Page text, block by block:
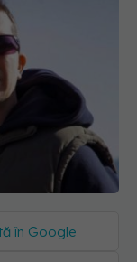
în Google